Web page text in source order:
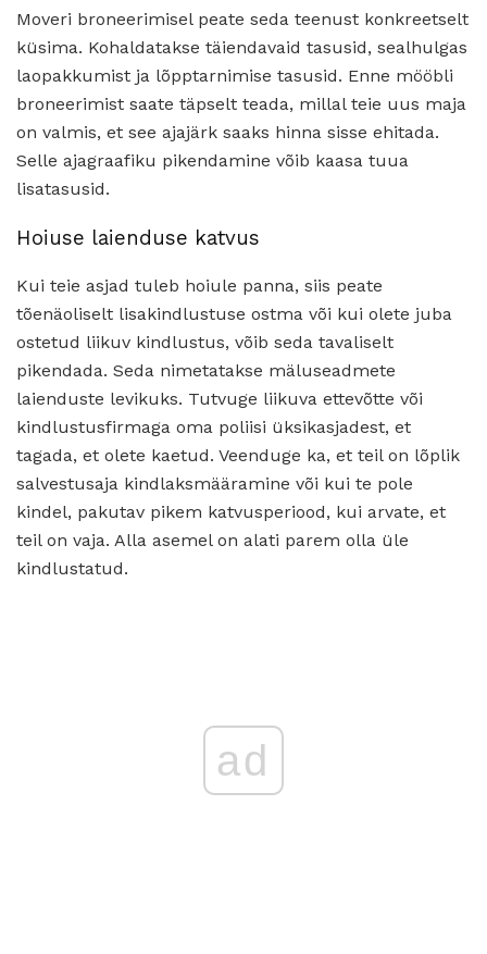
Moveri broneerimisel peate seda teenust konkreetselt
küsima. Kohaldatakse täiendavaid tasusid, sealhulgas
laopakkumist ja lõpptarnimise tasusid. Enne mööbli
broneerimist saate täpselt teada, millal teie uus maja
on valmis, et see ajajärk saaks hinna sisse ehitada.
Selle ajagraafiku pikendamine võib kaasa tuua
lisatasusid.
Hoiuse laienduse katvus
Kui teie asjad tuleb hoiule panna, siis peate
tõenäoliselt lisakindlustuse ostma või kui olete juba
ostetud liikuv kindlustus, võib seda tavaliselt
pikendada. Seda nimetatakse mäluseadmete
laienduste levikuks. Tutvuge liikuva ettevõtte või
kindlustusfirmaga oma poliisi üksikasjadest, et
tagada, et olete kaetud. Veenduge ka, et teil on lõplik
salvestusaja kindlaksmääramine või kui te pole
kindel, pakutav pikem katvusperiood, kui arvate, et
teil on vaja. Alla asemel on alati parem olla üle
kindlustatud.
ad